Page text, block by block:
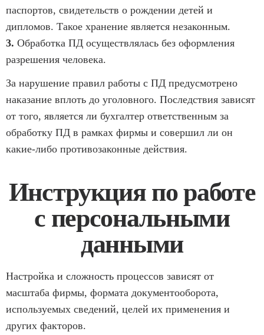
паспортов, свидетельств о рождении детей и
дипломов. Такое хранение является незаконным.
3. Обработка ПД осуществлялась без оформления
разрешения человека.
За нарушение правил работы с ПД предусмотрено
наказание вплоть до уголовного. Последствия зависят
от того, является ли бухгалтер ответственным за
обработку ПД в рамках фирмы и совершил ли он
какие-либо противозаконные действия.
Инструкция по работе
с персональными
данными
Настройка и сложность процессов зависят от
масштаба фирмы, формата документооборота,
используемых сведений, целей их применения и
других факторов.